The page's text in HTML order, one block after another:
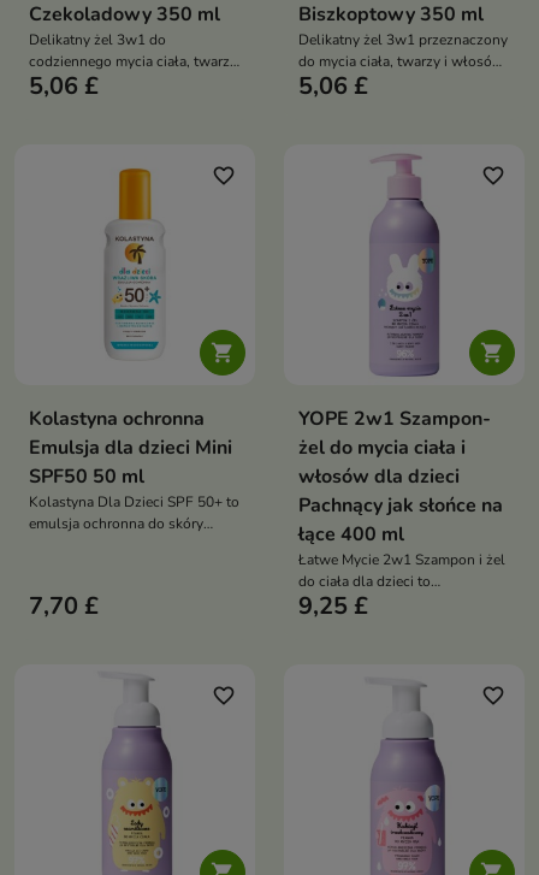
Czekoladowy 350 ml
Delikatny żel 3w1 do
codziennego mycia ciała, twarzy
i włosów dzieci.
5,06 £
Biszkoptowy 350 ml
Delikatny żel 3w1 przeznaczony
do mycia ciała, twarzy i włosów
dzieci.
5,06 £

favorite_border
Kolastyna ochronna
Emulsja dla dzieci Mini
SPF50 50 ml
Kolastyna Dla Dzieci SPF 50+ to
emulsja ochronna do skóry
przeciwsłoneczną oraz
7,70 £

favorite_border
YOPE 2w1 Szampon-
żel do mycia ciała i
włosów dla dzieci
Pachnący jak słońce na
łące 400 ml
Łatwe Mycie 2w1 Szampon i żel
do ciała dla dzieci to
ultradelikatny kosmetyk, który
bezstresową kąpiel
9,25 £
favorite_border favorite_border